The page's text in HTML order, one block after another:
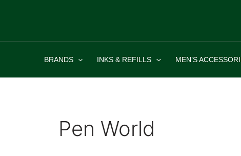
BRANDS INKS & REFILLS MEN’S
Pen World